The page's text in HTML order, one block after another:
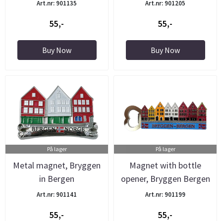
Art.nr: 901135
55,-
Buy Now
Art.nr: 901205
55,-
Buy Now
På lager
Metal magnet, Bryggen
in Bergen
Art.nr: 901141
55,-
På lager
Magnet with bottle
opener, Bryggen Bergen
Art.nr: 901199
55,-